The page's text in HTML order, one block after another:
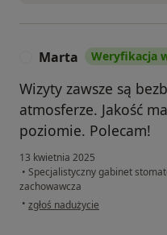
Marta Weryfikacja
Wizyty zawsze są
atmosferze. Jakość
poziomie. Polecam!
13 kwietnia 2025
• Specjalistyczny gabinet
zachowawcza
• w opinii użytkownika Marta
zgłoś nadużycie